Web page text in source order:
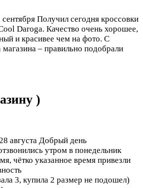
Получил сегодня кроссовки
Daroga. Качество очень хорошее,
и красивее чем на фото. С
– правильно подобрали
)
августа Добрый день
утром в понедельник
чётко указанное время привезли
3, купила 2 размер не подошел)